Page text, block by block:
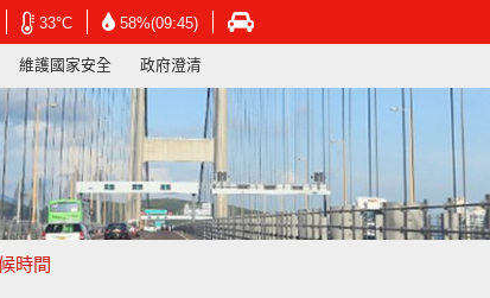
33°C在
新
視
窗
開
啟
連
結
-
香
港
58%(09:45)在
新
視
窗
開
啟
結
-
香
港
在
新
窗
結
香
維護國家安全 政府澄清
時間